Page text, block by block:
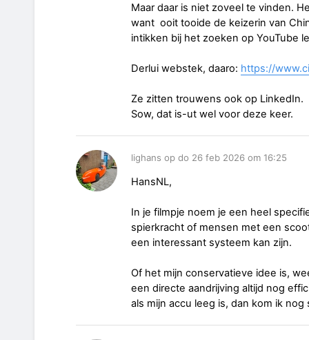
Maar daar is niet zoveel te vinden.
want ooit tooide de keizerin van
intikken bij het zoeken op YouTube
Derlui webstek, daaro: https://
Ze zitten trouwens ook op LinkedIn.
Sow, dat is-ut wel voor deze keer.
lighans op do 26 feb 2026 om 16:25
HansNL,
In je filmpje noem je een heel
spierkracht of mensen met een
een interessant systeem kan zijn.
Of het mijn conservatieve idee is,
een directe aandrijving altijd nog
als mijn accu leeg is, dan kom ik